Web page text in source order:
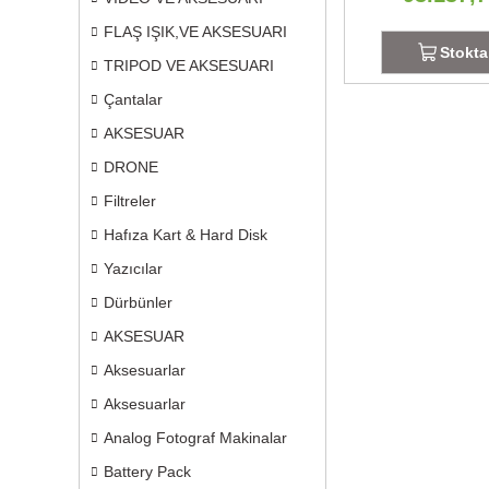
FLAŞ IŞIK,VE AKSESUARI
TRIPOD VE AKSESUARI
Çantalar
AKSESUAR
DRONE
Filtreler
Hafıza Kart & Hard Disk
Yazıcılar
Dürbünler
AKSESUAR
Aksesuarlar
Aksesuarlar
Analog Fotograf Makinalar
Battery Pack